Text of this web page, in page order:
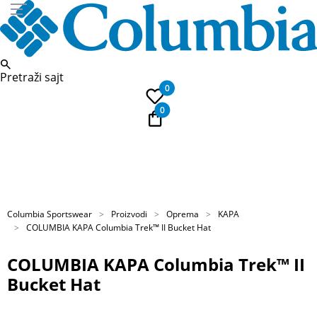
Pretraži sajt
0
0
Columbia Sportswear Proizvodi Oprema
KAPA
COLUMBIA KAPA Columbia Trek™ II Bucket Hat
COLUMBIA KAPA Columbia Trek™ II
Bucket Hat